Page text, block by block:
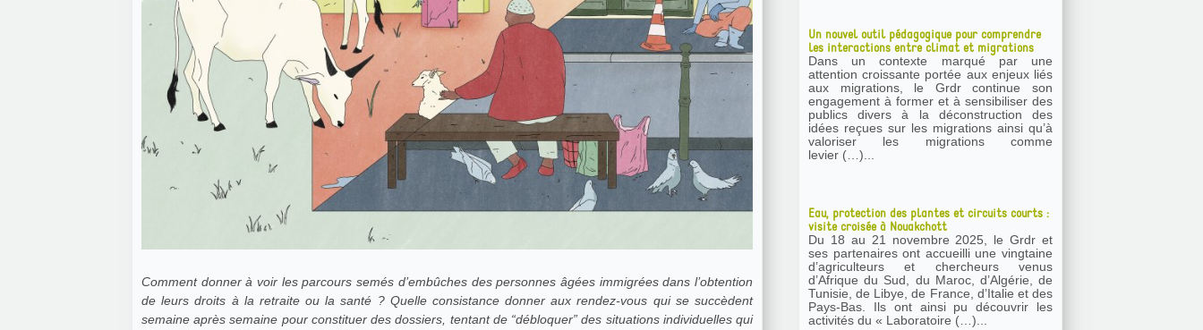
Comment donner à voir les parcours semés d’embûches des personnes âgées immigrées dans l’obtention
de leurs droits à la retraite ou la santé ? Quelle consistance donner aux rendez-vous qui se succèdent
semaine après semaine pour constituer des dossiers, tentant de “débloquer” des situations individuelles qui
Un nouvel outil pédagogique pour comprendre
les interactions entre climat et migrations
Dans un contexte marqué par une
attention croissante portée aux enjeux liés
aux migrations, le Grdr continue son
engagement à former et à sensibiliser des
publics divers à la déconstruction des
idées reçues sur les migrations ainsi qu’à
valoriser les migrations comme
levier (…)...
Eau, protection des plantes et circuits courts :
visite croisée à Nouakchott
Du 18 au 21 novembre 2025, le Grdr et
ses partenaires ont accueilli une vingtaine
d’agriculteurs et chercheurs venus
d’Afrique du Sud, du Maroc, d’Algérie, de
Tunisie, de Libye, de France, d’Italie et des
Pays-Bas. Ils ont ainsi pu découvrir les
activités du « Laboratoire (…)...